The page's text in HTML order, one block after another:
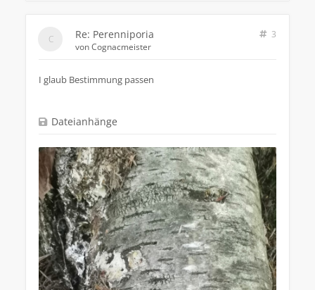
Re: Perenniporia
3
vonCognacmeister
I glaub Bestimmung passen
Dateianhänge